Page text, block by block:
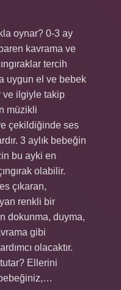
oynar? 0-3 ay
kavrama ve
tercih
uygun el ve bebek
ve ilgiyle takip
müzikli
çekildiğinde ses
3 aylık bebeğin
bu ayki en
olabilir.
çıkaran,
renkli bir
dokunma, duyma,
gibi
olacaktır.
Ellerini